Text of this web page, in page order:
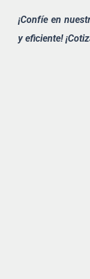
¡Confíe en
y eficiente!